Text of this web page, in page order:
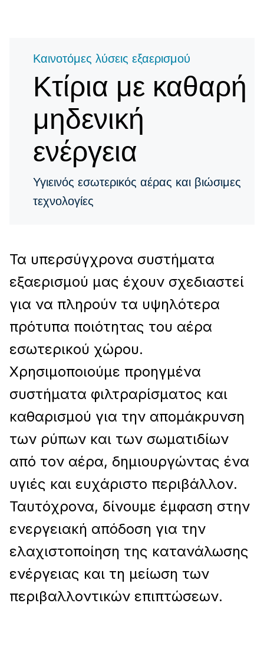
Κτίρια με καθαρή
μηδενική
ενέργεια
Υγιεινός εσωτερικός αέρας και βιώσιμες
τεχνολογίες
Καινοτόμες λύσεις εξαερισμού
Τα υπερσύγχρονα συστήματα
εξαερισμού μας έχουν σχεδιαστεί
για να πληρούν τα υψηλότερα
πρότυπα ποιότητας του αέρα
εσωτερικού χώρου.
Χρησιμοποιούμε προηγμένα
συστήματα φιλτραρίσματος και
καθαρισμού για την απομάκρυνση
των ρύπων και των σωματιδίων
από τον αέρα, δημιουργώντας ένα
υγιές και ευχάριστο περιβάλλον.
Ταυτόχρονα, δίνουμε έμφαση στην
ενεργειακή απόδοση για την
ελαχιστοποίηση της κατανάλωσης
ενέργειας και τη μείωση των
περιβαλλοντικών επιπτώσεων.